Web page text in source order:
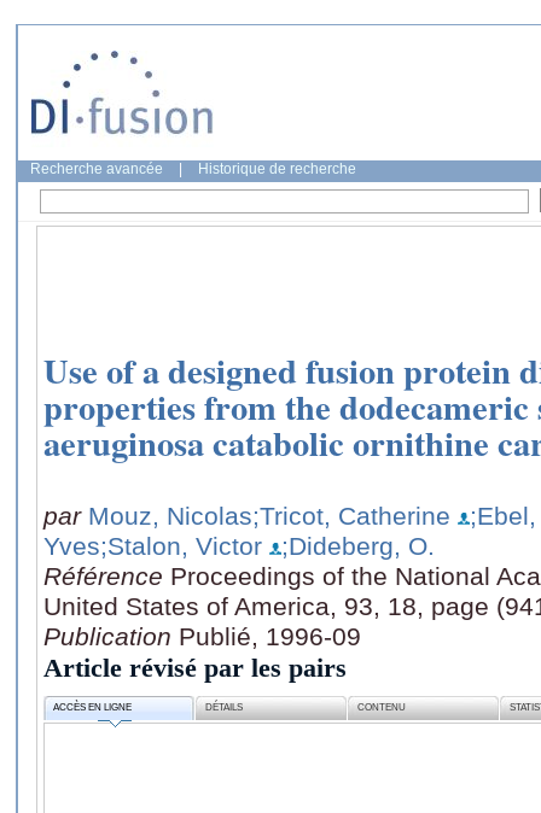
Recherche avancée Historique de recherche
Use of a designed fusion protein
properties from the dodecameric
aeruginosa catabolic ornithine
par Mouz, Nicolas;Tricot, Catherine
Yves;Stalon, Victor
;Dideberg, O.
Référence Proceedings of the National
United States of America, 93, 18, page
Publication Publié, 1996-09
Article révisé par les pairs
ACCÈS EN LIGNE DÉTAILS CONTENU